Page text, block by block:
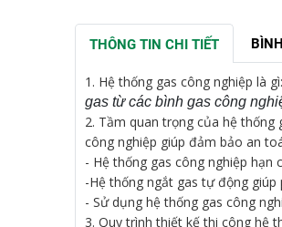
THÔNG TIN CHI TIẾT
1. Hệ thống gas công nghiệp là gì:
gas từ các bình gas công
2. Tầm quan trọng của hệ
công nghiệp giúp đảm bảo an
- Hệ thống gas công nghiệp
-Hệ thống ngắt gas tự động
- Sử dụng hệ thống gas công
3. Quy trình thiết kế thi công hệ